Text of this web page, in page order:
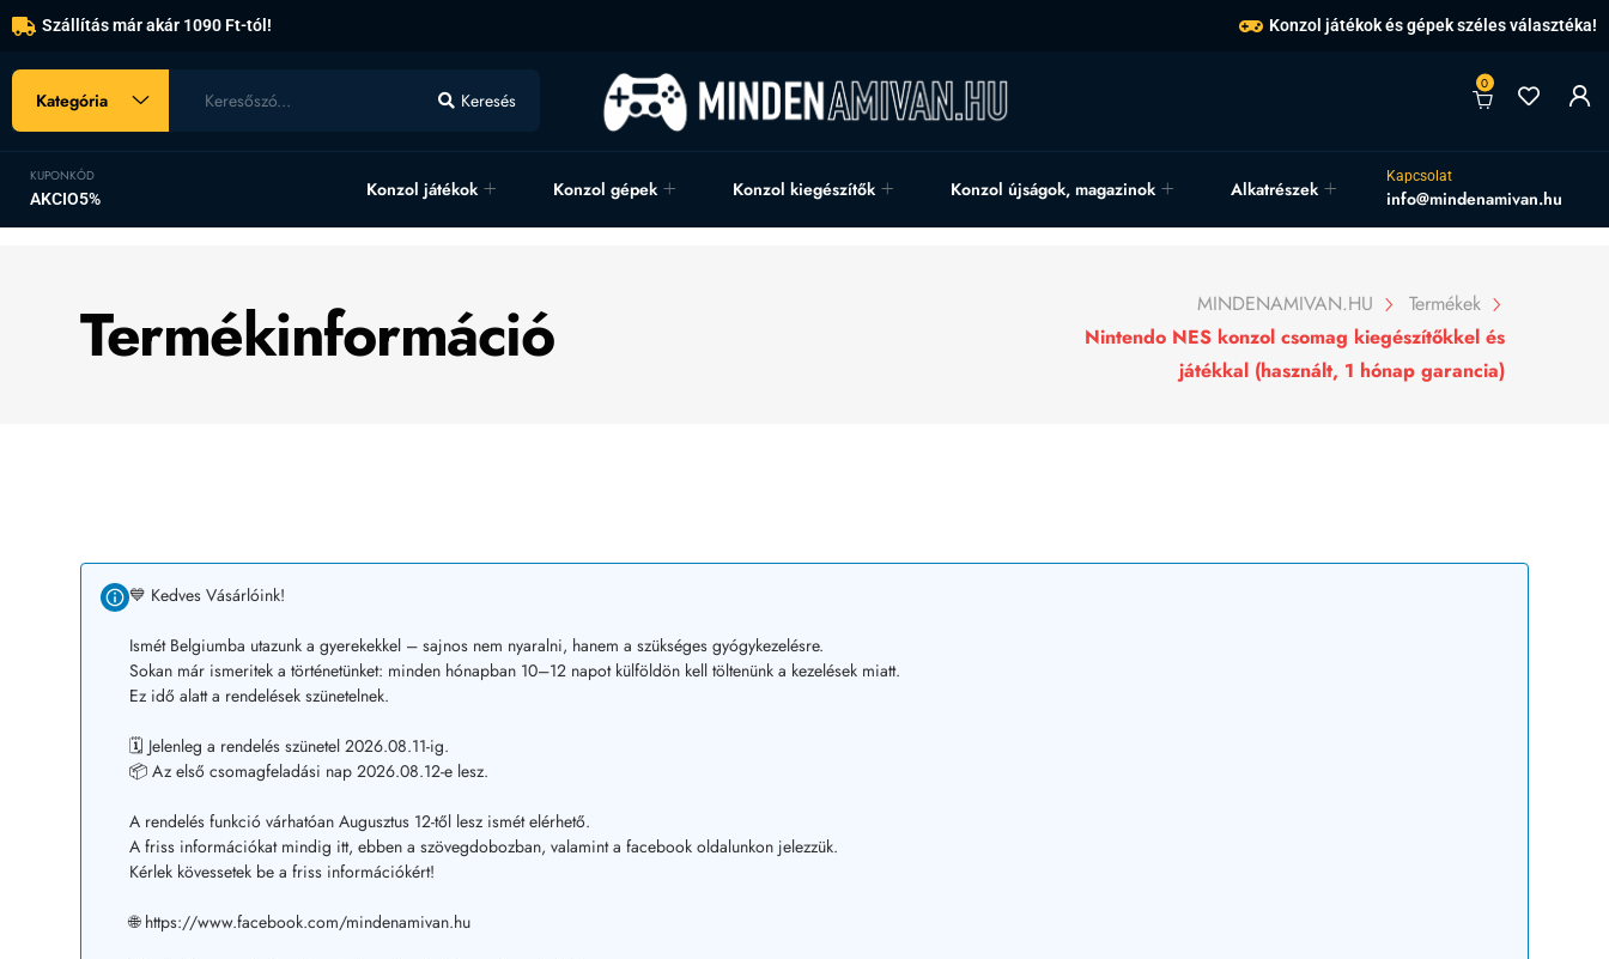
Szállítás már akár 1090 Ft-tól! Konzol játékok és gépek széles választéka!
Kategória Keresés
0
KUPONKÓD
AKCIO5% Konzol játékok Konzol gépek Konzol kiegészítők Konzol újságok, magazinok Alkatrészek
Kapcsolat
info@mindenamivan.hu
Termékinformáció MINDENAMIVAN.HU
Termékek
Nintendo NES konzol csomag kiegészítőkkel és
játékkal (használt, 1 hónap garancia)
💙 Kedves Vásárlóink!
Ismét Belgiumba utazunk a gyerekekkel – sajnos nem nyaralni, hanem a szükséges gyógykezelésre.
Sokan már ismeritek a történetünket: minden hónapban 10–12 napot külföldön kell töltenünk a kezelések miatt.
Ez idő alatt a rendelések szünetelnek.
🗓️ Jelenleg a rendelés szünetel 2026.08.11-ig.
📦 Az első csomagfeladási nap 2026.08.12-e lesz.
A rendelés funkció várhatóan Augusztus 12-től lesz ismét elérhető.
A friss információkat mindig itt, ebben a szövegdobozban, valamint a facebook oldalunkon jelezzük.
Kérlek kövessetek be a friss információkért!
🌐 https://www.facebook.com/mindenamivan.hu